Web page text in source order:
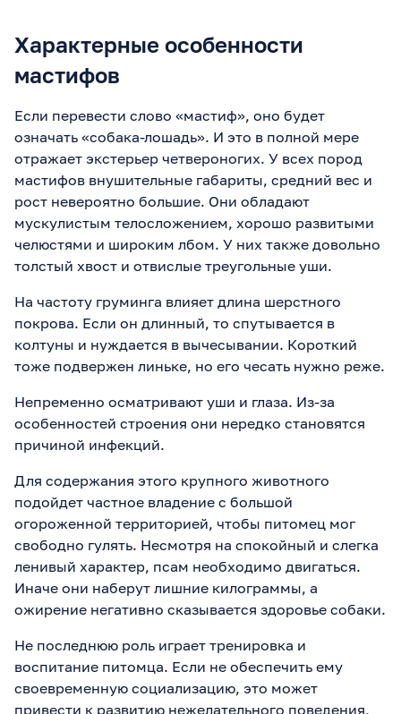
Характерные особенности
мастифов
Если перевести слово «мастиф», оно будет
означать «собака-лошадь». И это в полной мере
отражает экстерьер четвероногих. У всех пород
мастифов внушительные габариты, средний вес и
рост невероятно большие. Они обладают
мускулистым телосложением, хорошо развитыми
челюстями и широким лбом. У них также довольно
толстый хвост и отвислые треугольные уши.
На частоту груминга влияет длина шерстного
покрова. Если он длинный, то спутывается в
колтуны и нуждается в вычесывании. Короткий
тоже подвержен линьке, но его чесать нужно реже.
Непременно осматривают уши и глаза. Из-за
особенностей строения они нередко становятся
причиной инфекций.
Для содержания этого крупного животного
подойдет частное владение с большой
огороженной территорией, чтобы питомец мог
свободно гулять. Несмотря на спокойный и слегка
ленивый характер, псам необходимо двигаться.
Иначе они наберут лишние килограммы, а
ожирение негативно сказывается здоровье собаки.
Не последнюю роль играет тренировка и
воспитание питомца. Если не обеспечить ему
своевременную социализацию, это может
привести к развитию нежелательного поведения,